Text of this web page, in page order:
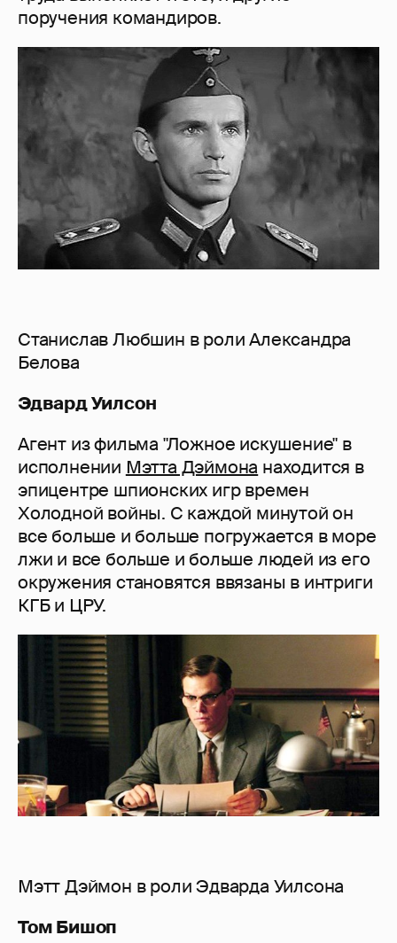
поручения командиров.
Станислав Любшин в роли Александра
Белова
Эдвард Уилсон
Агент из фильма "Ложное искушение" в
исполнении Мэтта Дэймона находится в
эпицентре шпионских игр времен
Холодной войны. С каждой минутой он
все больше и больше погружается в море
лжи и все больше и больше людей из его
окружения становятся ввязаны в интриги
КГБ и ЦРУ.
Мэтт Дэймон в роли Эдварда Уилсона
Том Бишоп